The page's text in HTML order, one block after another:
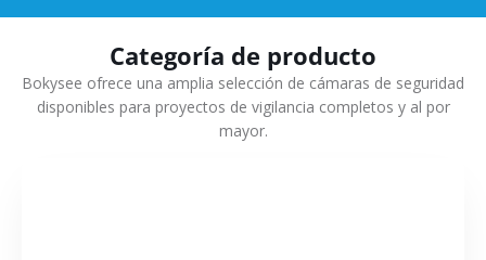
Categoría de producto
Bokysee ofrece una amplia selección de cámaras de seguridad
disponibles para proyectos de vigilancia completos y al por
mayor.